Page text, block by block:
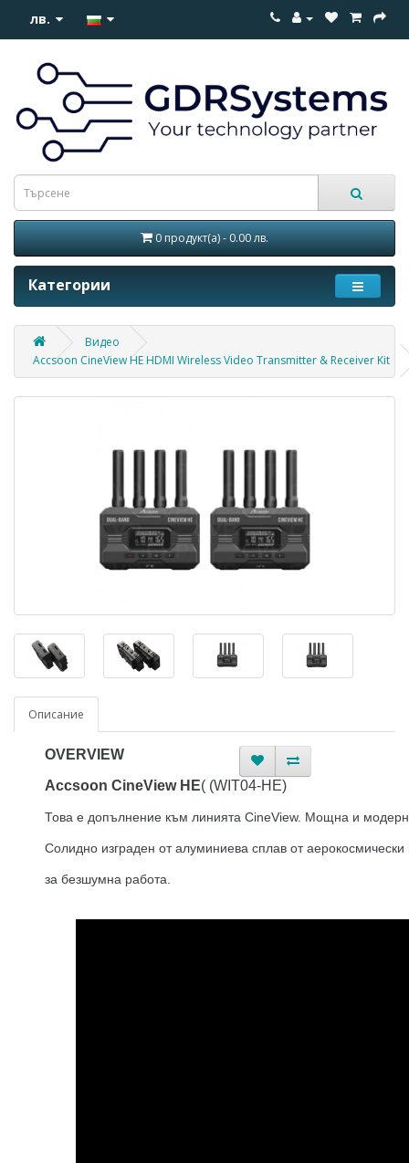
лв.
0 продукт(а) - 0.00 лв.
Категории
Видео
Accsoon CineView HE HDMI Wireless Video Transmitter & Receiver Kit
Описание
OVERVIEW
Accsoon CineView HE( (WIT04-HE)
Това e допълнение към линията CineView. Мощна и
Солидно изграден от алуминиева сплав от
за безшумна работа.